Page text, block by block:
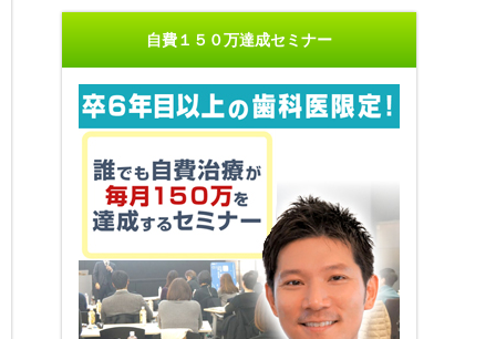
自費１５０万達成セミナー